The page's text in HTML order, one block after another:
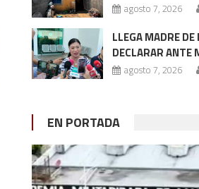
agosto 7, 2026
LLEGA MADRE DE
DECLARAR ANTE
agosto 7, 2026
EN PORTADA